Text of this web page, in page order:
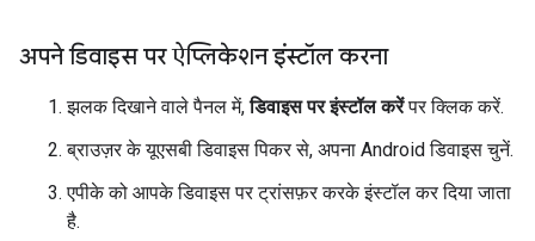
अपने डिवाइस पर ऐप्लिकेशन इंस्टॉल करना
झलक दिखाने वाले पैनल में,डिवाइस पर इंस्टॉल करेंपर क्लिक करें.
ब्राउज़र के यूएसबी डिवाइस पिकर से, अपना Android डिवाइस चुनें.
एपीके को आपके डिवाइस पर ट्रांसफ़र करके इंस्टॉल कर दिया जाता
है.